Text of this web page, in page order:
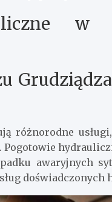
w
różnorodne
awaryjnych